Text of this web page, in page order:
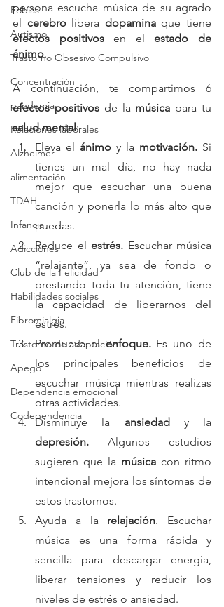
Fobias
Autismo
Trastorno Obsesivo Compulsivo
Concentración
pandemia
Relaciones laborales
Alzheimer
alimentación
TDAH
Infancia
Adicciones
Club de la Felicidad
Habilidades sociales
Fibromialgia
Trastorno de adaptación
Apego
Dependencia emocional
Codependencia
persona escucha música de su agrado
el cerebro libera dopamina
efectos positivos en el estado de
ánimo.
efectos positivos de la música
salud mental:
Eleva el ánimo y la motivación. Si
tienes un mal día, no hay nada
mejor que escuchar una buena
canción y ponerla lo más alto que
puedas.
Reduce el estrés. Escuchar música
“relajante”, ya sea de fondo o
prestando toda tu atención, tiene
la capacidad de liberarnos del
estrés.
Promueve el enfoque. Es uno de
los principales beneficios de
escuchar música mientras realizas
otras actividades.
Disminuye la ansiedad
depresión. Algunos estudios
sugieren que la música con ritmo
intencional mejora los síntomas de
estos trastornos.
Ayuda a la relajación. Escuchar
música es una forma rápida y
sencilla para descargar energía,
liberar tensiones y reducir los
niveles de estrés o ansiedad.